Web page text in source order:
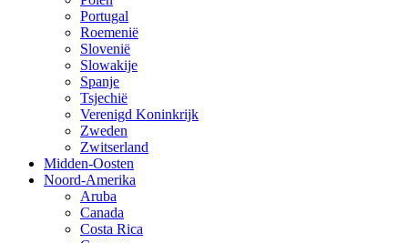
Portugal
Roemenië
Slovenië
Slowakije
Spanje
Tsjechië
Verenigd Koninkrijk
Zweden
Zwitserland
Midden-Oosten
Noord-Amerika
Aruba
Canada
Costa Rica